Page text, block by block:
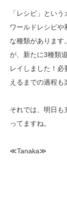
「レシピ」とい
ワールドレシピや
な種類があります
が、新たに3種類
レイしました！
えるまでの過程も
それでは、明日も
ってますね。
≪Tanaka≫